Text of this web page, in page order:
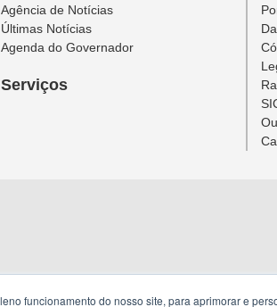
Agência de Notícias
Últimas Notícias
Agenda do Governador
Serviços
funcionamento do nosso site, para aprimorar e